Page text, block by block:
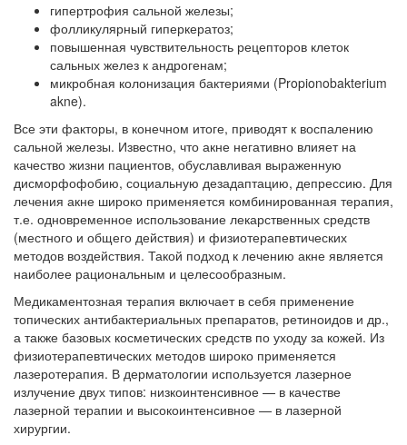
гипертрофия сальной железы;
фолликулярный гиперкератоз;
повышенная чувствительность рецепторов клеток
сальных желез к андрогенам;
микробная колонизация бактериями (Propionobakterium
akne).
Все эти факторы, в конечном итоге, приводят к воспалению
сальной железы. Известно, что акне негативно влияет на
качество жизни пациентов, обуславливая выраженную
дисморфофобию, социальную дезадаптацию, депрессию. Для
лечения акне широко применяется комбинированная терапия,
т.е. одновременное использование лекарственных средств
(местного и общего действия) и физиотерапевтических
методов воздействия. Такой подход к лечению акне является
наиболее рациональным и целесообразным.
Медикаментозная терапия включает в себя применение
топических антибактериальных препаратов, ретиноидов и др.,
а также базовых косметических средств по уходу за кожей. Из
физиотерапевтических методов широко применяется
лазеротерапия. В дерматологии используется лазерное
излучение двух типов: низкоинтенсивное — в качестве
лазерной терапии и высокоинтенсивное — в лазерной
хирургии.